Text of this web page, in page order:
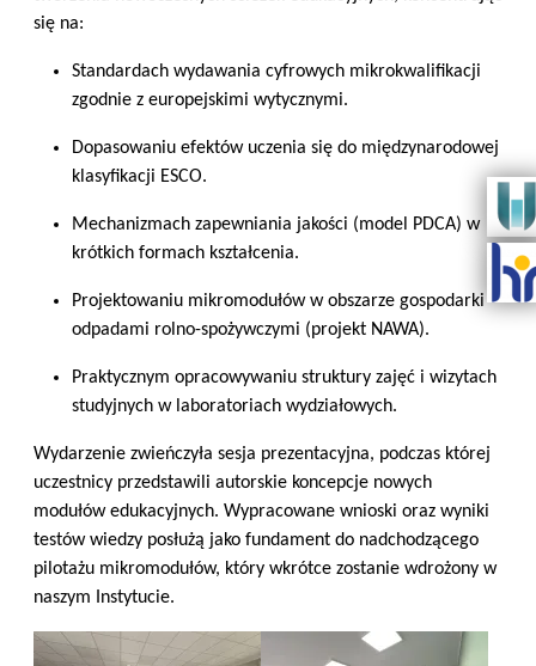
się na:
Standardach wydawania cyfrowych mikrokwalifikacji
zgodnie z europejskimi wytycznymi.
Dopasowaniu efektów uczenia się do międzynarodowej
klasyfikacji ESCO.
Mechanizmach zapewniania jakości (model PDCA) w
krótkich formach kształcenia.
Projektowaniu mikromodułów w obszarze gospodarki
odpadami rolno-spożywczymi (projekt NAWA).
Praktycznym opracowywaniu struktury zajęć i wizytach
studyjnych w laboratoriach wydziałowych.
Wydarzenie zwieńczyła sesja prezentacyjna, podczas której
uczestnicy przedstawili autorskie koncepcje nowych
modułów edukacyjnych. Wypracowane wnioski oraz wyniki
testów wiedzy posłużą jako fundament do nadchodzącego
pilotażu mikromodułów, który wkrótce zostanie wdrożony w
naszym Instytucie.
Image Image